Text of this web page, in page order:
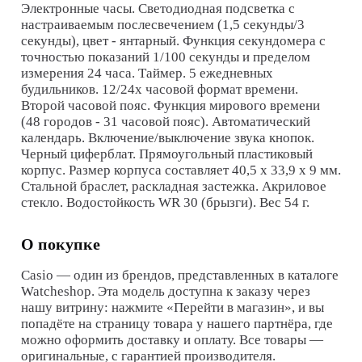
Электронные часы. Светодиодная подсветка с
настраиваемым послесвечением (1,5 секунды/3
секунды), цвет - янтарный. Функция секундомера с
точностью показаний 1/100 секунды и пределом
измерения 24 часа. Таймер. 5 ежедневных
будильников. 12/24х часовой формат времени.
Второй часовой пояс. Функция мирового времени
(48 городов - 31 часовой пояс). Автоматический
календарь. Включение/выключение звука кнопок.
Черный циферблат. Прямоугольный пластиковый
корпус. Размер корпуса составляет 40,5 х 33,9 х 9 мм.
Стальной браслет, раскладная застежка. Акриловое
стекло. Водостойкость WR 30 (брызги). Вес 54 г.
О покупке
Casio — один из брендов, представленных в каталоге
Watcheshop. Эта модель доступна к заказу через
нашу витрину: нажмите «Перейти в магазин», и вы
попадёте на страницу товара у нашего партнёра, где
можно оформить доставку и оплату. Все товары —
оригинальные, с гарантией производителя.